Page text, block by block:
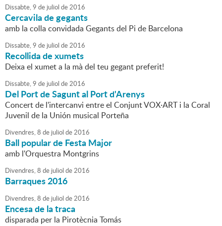
Dissabte,9 de juliol de2016
Cercavila de gegants
amb la colla convidada Gegants del Pi de Barcelona
Dissabte,9 de juliol de2016
Recollida de xumets
Deixa el xumet a la mà del teu gegant preferit!
Dissabte,9 de juliol de2016
Del Port de Sagunt al Port d'Arenys
Concert de l'intercanvi entre el Conjunt VOX·ART i la Coral
Juvenil de la Unión musical Porteña
Divendres,8 de juliol de2016
Ball popular de Festa Major
amb l'Orquestra Montgrins
Divendres,8 de juliol de2016
Barraques 2016
Divendres,8 de juliol de2016
Encesa de la traca
disparada per la Pirotècnia Tomás